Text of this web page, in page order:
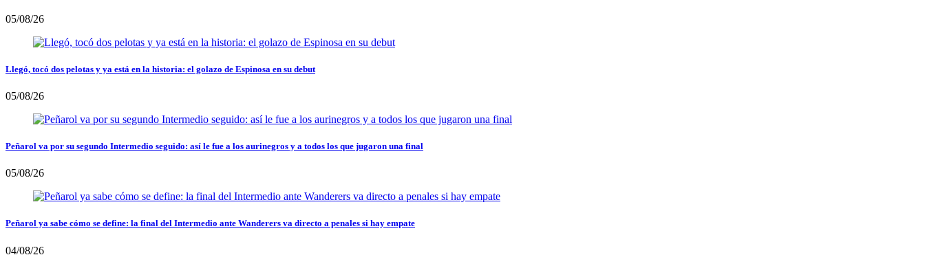
05/08/26
Llegó, tocó dos pelotas y ya está en la historia: el golazo de Espinosa en su debut
05/08/26
Peñarol va por su segundo Intermedio seguido: así le fue a los aurinegros y a todos los que jugaron una final
05/08/26
Peñarol ya sabe cómo se define: la final del Intermedio ante Wanderers va directo a penales si hay empate
04/08/26